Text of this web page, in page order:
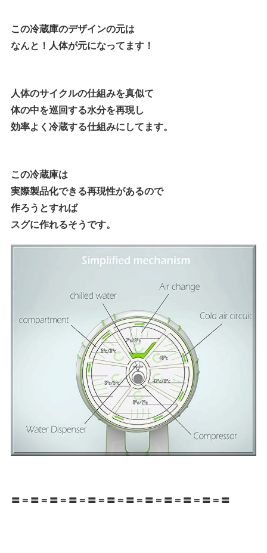
この冷蔵庫のデザインの元は
なんと！人体が元になってます！
人体のサイクルの仕組みを真似て
体の中を巡回する水分を再現し
効率よく冷蔵する仕組みにしてます。
この冷蔵庫は
実際製品化できる再現性があるので
作ろうとすれば
スグに作れるそうです。
〓＝〓＝〓＝〓＝〓＝〓＝〓＝〓＝〓＝〓＝〓＝〓